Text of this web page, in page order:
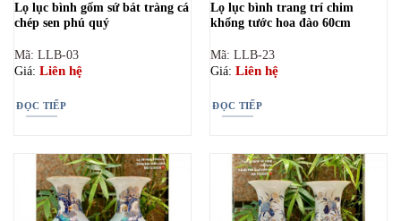
Lọ lục bình gốm sứ bát tràng cá
chép sen phú quý
Mã: LLB-03
Giá: Liên hệ
ĐỌC TIẾP
Lọ lục bình trang trí chim
khổng tước hoa đào 60cm
Mã: LLB-23
Giá: Liên hệ
ĐỌC TIẾP